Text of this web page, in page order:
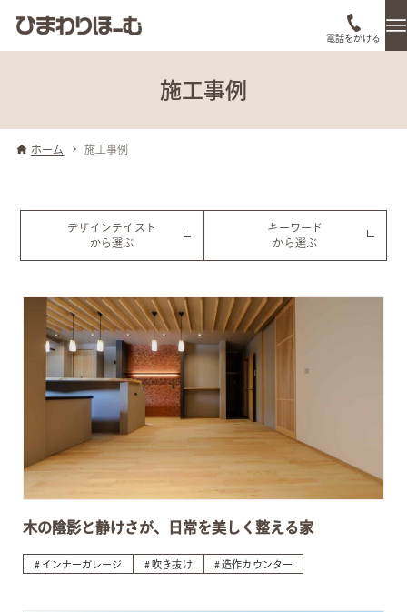
電話をかける
施工事例
ホーム 施工事例
デザインテイスト
から選ぶ
キーワード
から選ぶ
木の陰影と静けさが、日常を美しく整える家
インナーガレージ 吹き抜け 造作カウンター